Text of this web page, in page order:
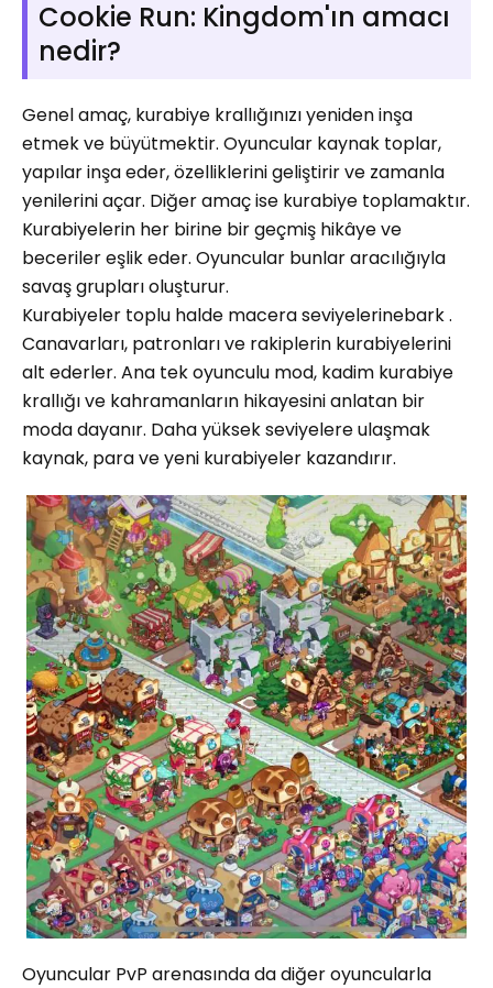
Cookie Run: Kingdom'ın amacı
nedir?
Genel amaç, kurabiye krallığınızı yeniden inşa
etmek ve büyütmektir. Oyuncular kaynak toplar,
yapılar inşa eder, özelliklerini geliştirir ve zamanla
yenilerini açar. Diğer amaç ise kurabiye toplamaktır.
Kurabiyelerin her birine bir geçmiş hikâye ve
beceriler eşlik eder. Oyuncular bunlar aracılığıyla
savaş grupları oluşturur.
Kurabiyeler toplu halde macera seviyelerinebark .
Canavarları, patronları ve rakiplerin kurabiyelerini
alt ederler. Ana tek oyunculu mod, kadim kurabiye
krallığı ve kahramanların hikayesini anlatan bir
moda dayanır. Daha yüksek seviyelere ulaşmak
kaynak, para ve yeni kurabiyeler kazandırır.
Oyuncular PvP arenasında da diğer oyuncularla